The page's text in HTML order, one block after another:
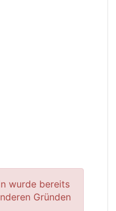
wurde bereits
Gründen